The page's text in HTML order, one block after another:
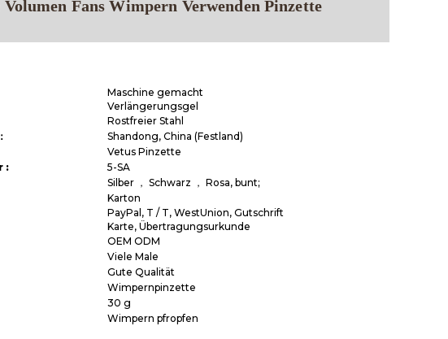
Fans Wimpern Verwenden Pinzette
Maschine gemacht
Verlängerungsgel
Rostfreier Stahl
：
Shandong, China (Festland)
Vetus Pinzette
:
5-SA
Silber ， Schwarz ， Rosa, bunt;
Karton
PayPal, T / T, WestUnion, Gutschrift
Karte, Übertragungsurkunde
OEM ODM
Viele Male
Gute Qualität
Wimpernpinzette
30 g
Wimpern pfropfen